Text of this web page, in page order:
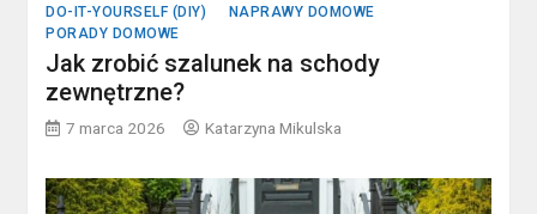
DO-IT-YOURSELF (DIY)
NAPRAWY DOMOWE
PORADY DOMOWE
Jak zrobić szalunek na schody
zewnętrzne?
7 marca 2026 Katarzyna Mikulska